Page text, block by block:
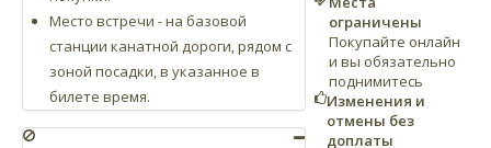
Место встречи - на базовой
станции канатной дороги, рядом с
зоной посадки, в указанное в
билете время.
ограничены
Покупайте онлайн
и вы обязательно
поднимитесь
Изменения и
отмены без
доплаты